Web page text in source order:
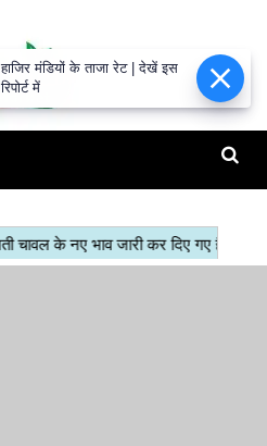
हाजिर मंडियों के ताजा रेट | देखें इस
रिपोर्ट में